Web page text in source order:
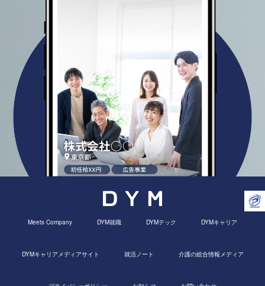
Meets Company DYM就職 DYMテック DYMキャリア
DYMキャリアメディアサイト 就活ノート 介護の総合情報メディア